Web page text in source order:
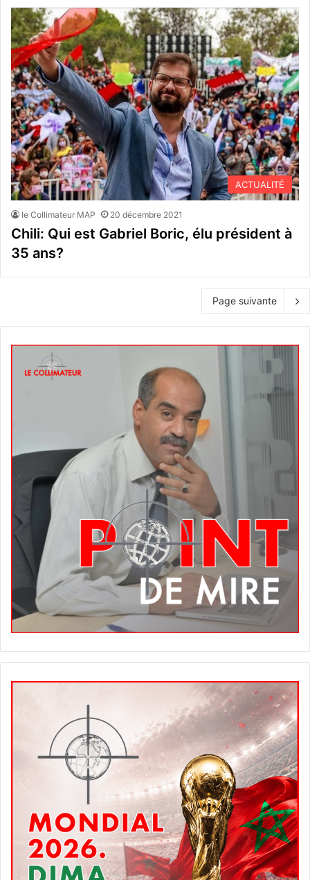
ACTUALITÉ
le Collimateur MAP 20 décembre 2021
Chili: Qui est Gabriel Boric, élu président à
35 ans?
Page suivante